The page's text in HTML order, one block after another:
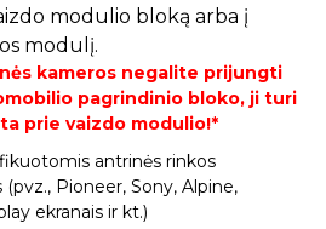
modulio bloką arba į
modulį.
kameros negalite prijungti
pagrindinio bloko, ji turi
prie vaizdo modulio!*
antrinės rinkos
Pioneer, Sony, Alpine,
ekranais ir kt.)